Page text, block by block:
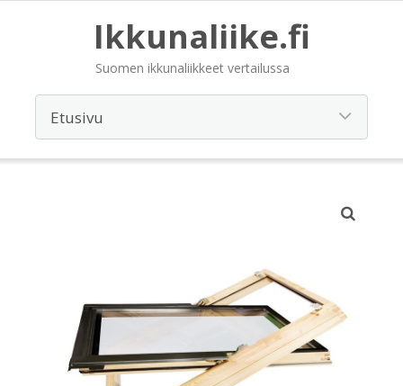
Ikkunaliike.fi
Suomen ikkunaliikkeet vertailussa